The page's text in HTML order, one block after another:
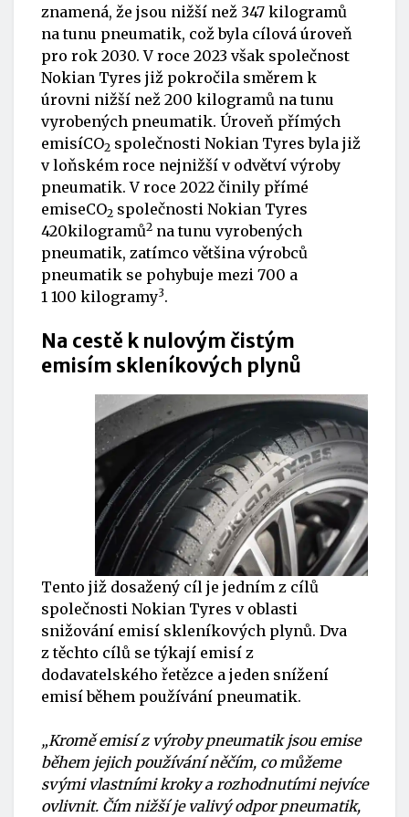
znamená, že jsou nižší než 347 kilogramů
na tunu pneumatik, což byla cílová úroveň
pro rok 2030. V roce 2023 však společnost
Nokian Tyres již pokročila směrem k
úrovni nižší než 200 kilogramů na tunu
vyrobených pneumatik. Úroveň přímých
emisíCO2 společnosti Nokian Tyres byla již
v loňském roce nejnižší v odvětví výroby
pneumatik. V roce 2022 činily přímé
emiseCO2 společnosti Nokian Tyres
420kilogramů2 na tunu vyrobených
pneumatik, zatímco většina výrobců
pneumatik se pohybuje mezi 700 a
1 100 kilogramy3.
Na cestě k nulovým čistým
emisím skleníkových plynů
Tento již dosažený cíl je jedním z cílů
společnosti Nokian Tyres v oblasti
snižování emisí skleníkových plynů. Dva
z těchto cílů se týkají emisí z
dodavatelského řetězce a jeden snížení
emisí během používání pneumatik.
„Kromě emisí z výroby pneumatik jsou emise
během jejich používání něčím, co můžeme
svými vlastními kroky a rozhodnutími nejvíce
ovlivnit. Čím nižší je valivý odpor pneumatik,